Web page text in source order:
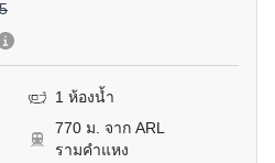
1 ห้องน้ำ
770 ม. จาก ARL
รามคำแหง